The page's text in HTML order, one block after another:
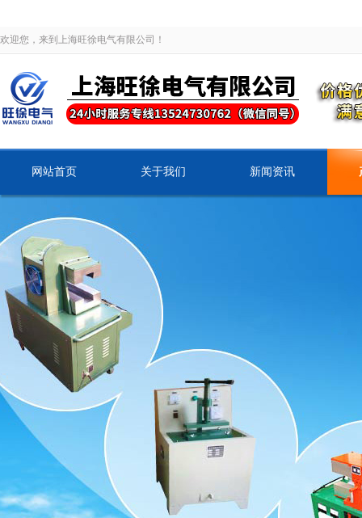
欢迎您，来到上海旺徐电气有限公司！
网站首页 关于我们 新闻资讯